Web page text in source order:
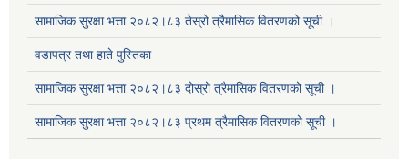
सामाजिक सुरक्षा भत्ता २०८२।८३ तेस्रो त्रैमासिक वितरणको सूची ।
वडापत्र तथा हाते पुस्तिका
सामाजिक सुरक्षा भत्ता २०८२।८३ दोस्रो त्रैमासिक वितरणको सूची ।
सामाजिक सुरक्षा भत्ता २०८२।८३ प्रथम त्रैमासिक वितरणको सूची ।